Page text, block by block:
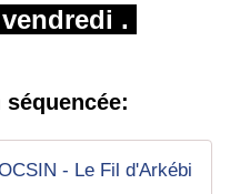
.
- Le Fil d'Arkébi